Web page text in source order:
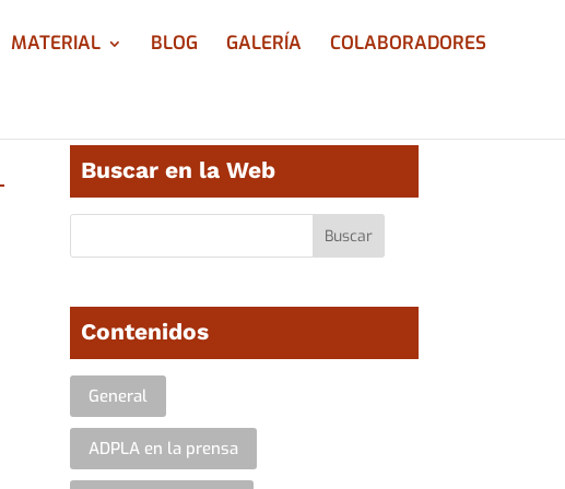
MATERIAL BLOG GALERÍA COLABORADORES
Buscar en la Web
Contenidos
General
ADPLA en la prensa